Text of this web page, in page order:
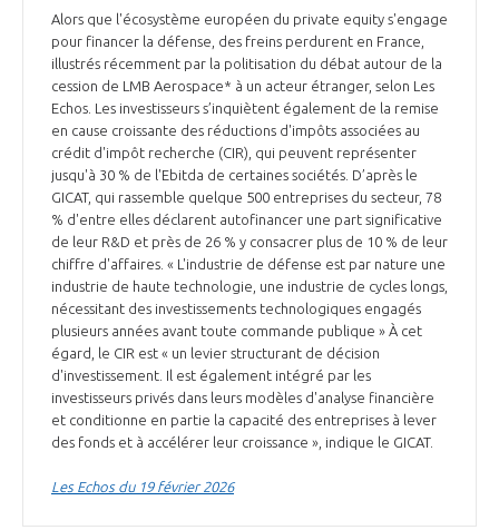
Alors que l'écosystème européen du private equity s'engage
pour financer la défense, des freins perdurent en France,
illustrés récemment par la politisation du débat autour de la
cession de LMB Aerospace* à un acteur étranger, selon Les
Echos. Les investisseurs s’inquiètent également de la remise
en cause croissante des réductions d'impôts associées au
crédit d'impôt recherche (CIR), qui peuvent représenter
jusqu'à 30 % de l'Ebitda de certaines sociétés. D’après le
GICAT, qui rassemble quelque 500 entreprises du secteur, 78
% d'entre elles déclarent autofinancer une part significative
de leur R&D et près de 26 % y consacrer plus de 10 % de leur
chiffre d'affaires. « L'industrie de défense est par nature une
industrie de haute technologie, une industrie de cycles longs,
nécessitant des investissements technologiques engagés
plusieurs années avant toute commande publique » À cet
égard, le CIR est « un levier structurant de décision
d'investissement. Il est également intégré par les
investisseurs privés dans leurs modèles d'analyse financière
et conditionne en partie la capacité des entreprises à lever
des fonds et à accélérer leur croissance », indique le GICAT.
Les Echos du 19 février 2026